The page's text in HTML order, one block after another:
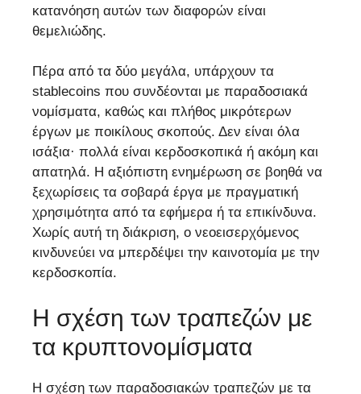
κατανόηση αυτών των διαφορών είναι
θεμελιώδης.
Πέρα από τα δύο μεγάλα, υπάρχουν τα
stablecoins που συνδέονται με παραδοσιακά
νομίσματα, καθώς και πλήθος μικρότερων
έργων με ποικίλους σκοπούς. Δεν είναι όλα
ισάξια· πολλά είναι κερδοσκοπικά ή ακόμη και
απατηλά. Η αξιόπιστη ενημέρωση σε βοηθά να
ξεχωρίσεις τα σοβαρά έργα με πραγματική
χρησιμότητα από τα εφήμερα ή τα επικίνδυνα.
Χωρίς αυτή τη διάκριση, ο νεοεισερχόμενος
κινδυνεύει να μπερδέψει την καινοτομία με την
κερδοσκοπία.
Η σχέση των τραπεζών με
τα κρυπτονομίσματα
Η σχέση των παραδοσιακών τραπεζών με τα